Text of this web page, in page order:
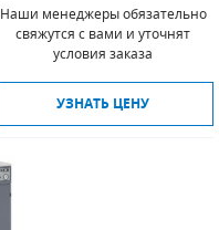
Наши менеджеры обязательно
свяжутся с вами и уточнят
условия заказа
УЗНАТЬ ЦЕНУ